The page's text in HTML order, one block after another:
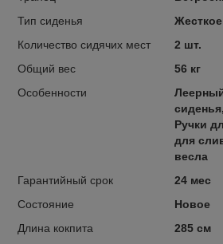
Тип сиденья
Жесткое
Количество сидячих мест
2 шт.
Общий вес
56 кг
Особенности
Ручки
для
весла
Гарантийный срок
24 мес
Состояние
Новое
Длина кокпита
285 см